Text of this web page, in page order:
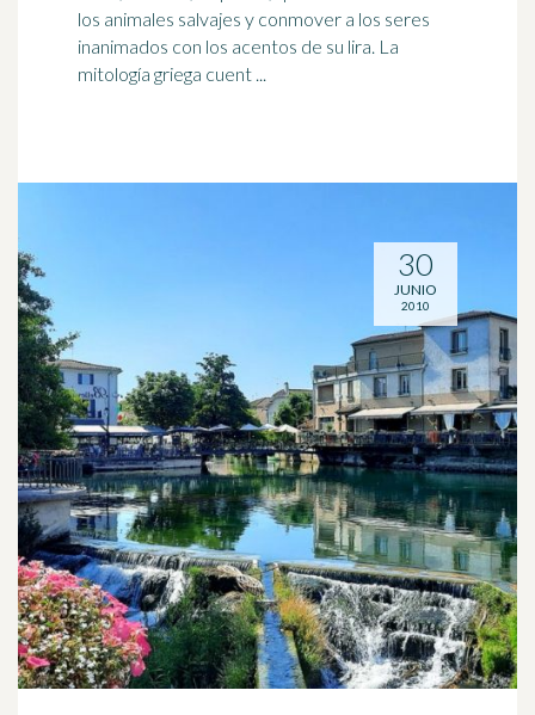
los animales salvajes y conmover a los seres
inanimados con los acentos de su lira. La
mitología griega cuent ...
30
JUNIO
2010